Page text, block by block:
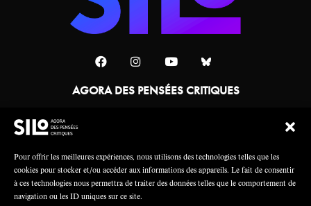
Pour offrir les meilleures expériences, nous utilisons des technologies telles que les
cookies pour stocker et/ou accéder aux informations des appareils. Le fait de consentir
à ces technologies nous permettra de traiter des données telles que le comportement de
navigation ou les ID uniques sur ce site.
AGORA DES PENSÉES CRITIQUES